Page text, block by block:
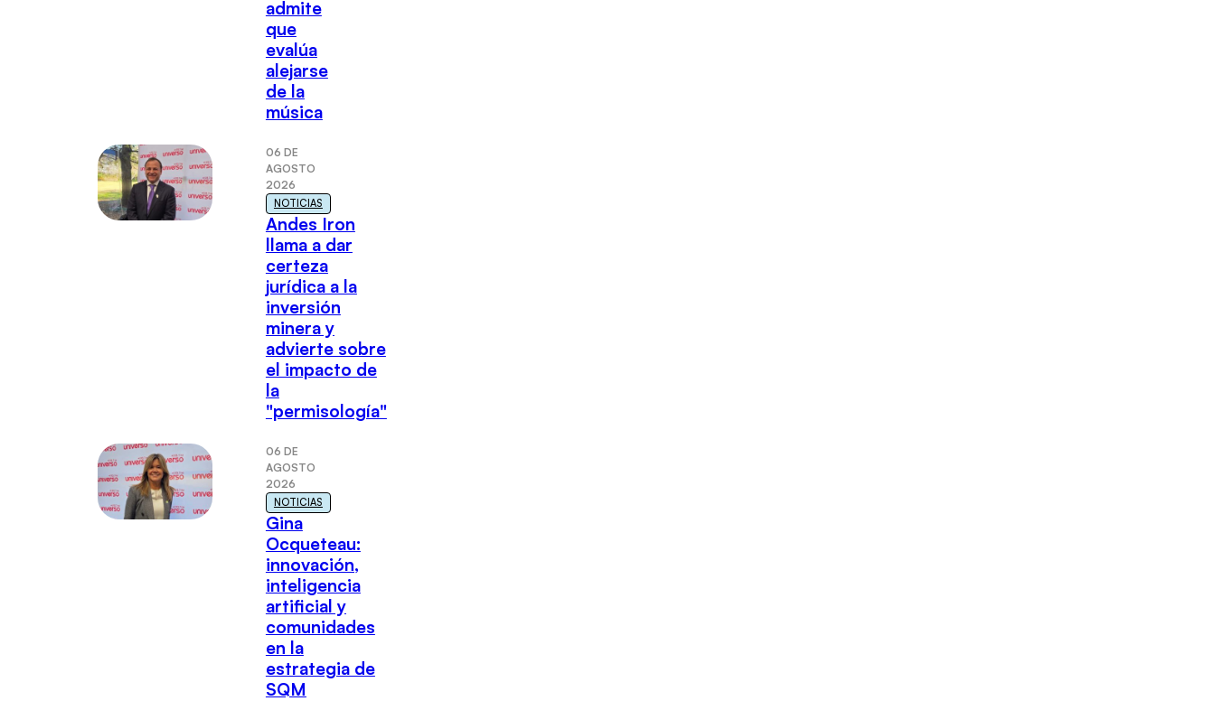
admite
que
evalúa
alejarse
de la
música
06 DE
AGOSTO
2026
NOTICIAS
Andes Iron
llama a dar
certeza
jurídica a la
inversión
minera y
advierte sobre
el impacto de
la
"permisología"
06 DE
AGOSTO
2026
NOTICIAS
Gina
Ocqueteau:
innovación,
inteligencia
artificial y
comunidades
en la
estrategia de
SQM